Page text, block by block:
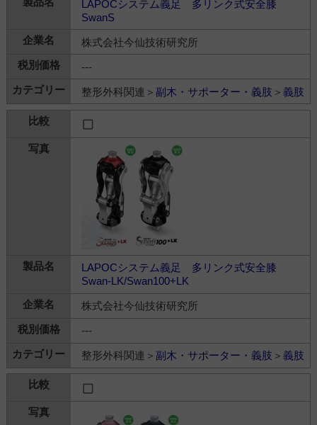
LAPOCシステム義足 多リンク式安全膝
SwanS
株式会社今仙技術研究所
---
整形外科関連＞ 副木・サポーター・義肢 ＞ 義肢
LAPOCシステム義足 多リンク式安全膝
Swan-LK/Swan100+LK
株式会社今仙技術研究所
---
整形外科関連＞ 副木・サポーター・義肢 ＞ 義肢